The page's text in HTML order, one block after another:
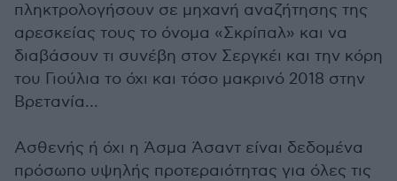
πληκτρολογήσουν σε μηχανή αναζήτησης της
αρεσκείας τους το όνομα «Σκρίπαλ» και να
διαβάσουν τι συνέβη στον Σεργκέι και την κόρη
του Γιούλια το όχι και τόσο μακρινό 2018 στην
Βρετανία…
Ασθενής ή όχι η Άσμα Άσαντ είναι δεδομένα
πρόσωπο υψηλής προτεραιότητας για όλες τις